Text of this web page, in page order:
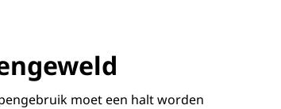
moet een halt worden